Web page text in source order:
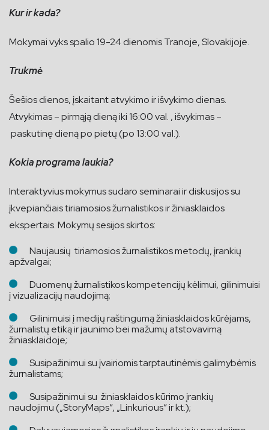
Kur ir kada?
Mokymai vyks spalio 19-24 dienomis Tranoje, Slovakijoje.
Trukmė
Šešios dienos, įskaitant atvykimo ir išvykimo dienas.
Atvykimas – pirmąją dieną iki 16:00 val. , išvykimas –
paskutinę dieną po pietų (po 13:00 val.).
Kokia programa laukia?
Interaktyvius mokymus sudaro seminarai ir diskusijos su
įkvepiančiais tiriamosios žurnalistikos ir žiniasklaidos
ekspertais. Mokymų sesijos skirtos:
Naujausių tiriamosios žurnalistikos metodų, įrankių
apžvalgai;
Duomenų žurnalistikos kompetencijų kėlimui, gilinimuisi
į vizualizacijų naudojimą;
Gilinimuisi į medijų raštingumą žiniasklaidos kūrėjams,
žurnalistų etiką ir jaunimo bei mažumų atstovavimą
žiniasklaidoje;
Susipažinimui su įvairiomis tarptautinėmis galimybėmis
žurnalistams;
Susipažinimui su žiniasklaidos kūrimo įrankių
naudojimu („StoryMaps“, „Linkurious“ ir kt.);